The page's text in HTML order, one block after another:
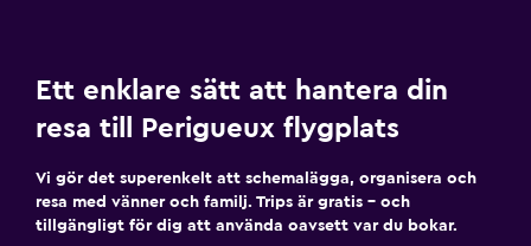
Ett enklare sätt att hantera din
resa till Perigueux flygplats
Vi gör det superenkelt att schemalägga, organisera och
resa med vänner och familj. Trips är gratis – och
tillgängligt för dig att använda oavsett var du bokar.